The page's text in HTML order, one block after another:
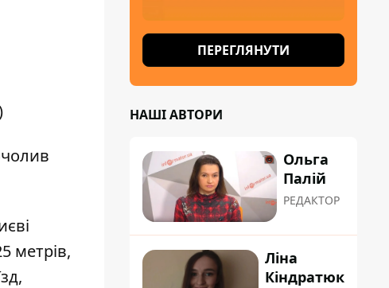
метрів,
ПЕРЕГЛЯНУТИ
НАШІ АВТОРИ
Ольга
Палій
РЕДАКТОР
Ліна
Кіндратюк